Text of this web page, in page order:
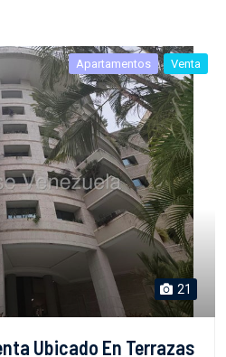
Apartamentos Venta
21
Ubicado En Terrazas